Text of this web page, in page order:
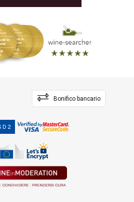
Bonifico bancario